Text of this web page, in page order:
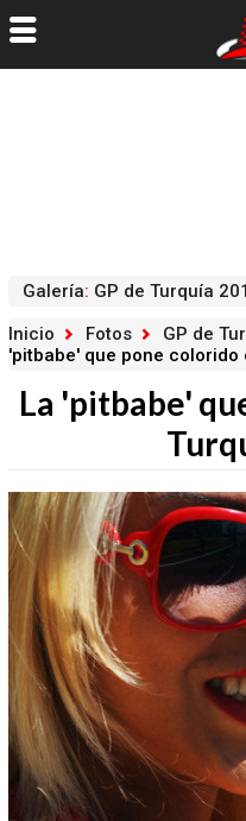
Galería: GP de Turquía
Inicio
Fotos GP de
'pitbabe' que pone colorido
La 'pitbabe'